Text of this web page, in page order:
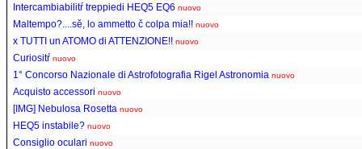
Intercambiabilitŕ treppiedi HEQ5 EQ6 nuovo
Maltempo?....sě, lo ammetto č colpa mia!! nuovo
x TUTTI un ATOMO di ATTENZIONE!! nuovo
Curiositŕ nuovo
1° Concorso Nazionale di Astrofotografia Rigel Astronomia nuovo
Acquisto accessori nuovo
[IMG] Nebulosa Rosetta nuovo
HEQ5 instabile? nuovo
Consiglio oculari nuovo